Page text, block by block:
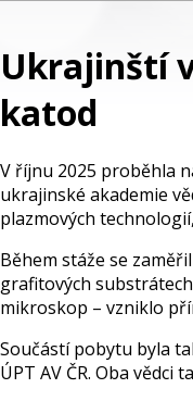
Ukrajinští
katod
V říjnu 2025 proběhla
ukrajinské akademie
plazmových
Během stáže se
grafitových
mikroskop – vzniklo
Součástí pobytu byla
ÚPT AV ČR. Oba